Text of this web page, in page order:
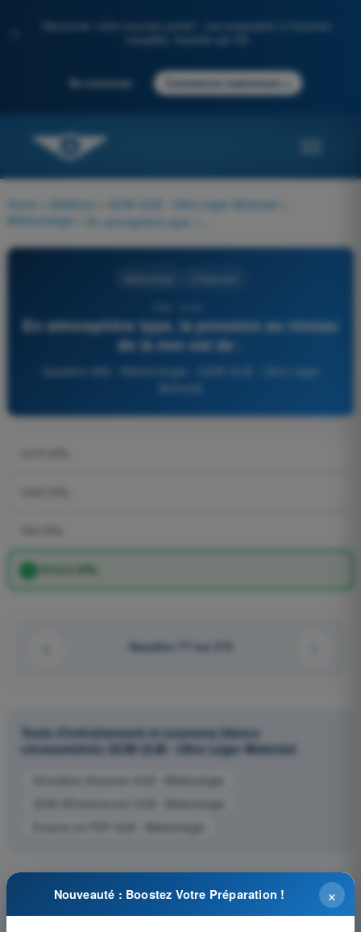
Découvrez notre nouveau portail : une préparation à l'examen
Se connecter Commencer maintenant
Home Matières QCM ULM - Ultra Léger Motorisé
Météorologie
En atmosphère type, la pression au niveau
de la mer est de :
Question 856 - Météorologie - QCM ULM - Ultra Léger
1013,2 hPa.
Question 77 sur 213
Tests d'entraînement et examens blancs
chronométrés QCM ULM - Ultra Léger Motorisé
Simulation d'examen ULM - Météorologie
QCM d'Entraînement ULM - Météorologie
Examen en PDF ULM - Météorologie
×
Nouveauté : Boostez Votre Préparation !